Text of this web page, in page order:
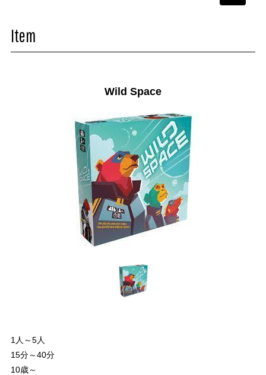
Item
Wild Space
1人～5人
15分～40分
10歳～